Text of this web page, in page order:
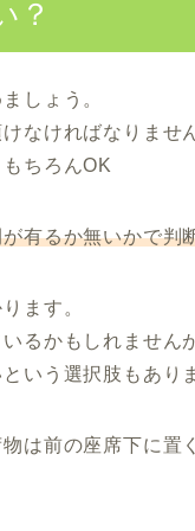
？
しょう。
なければなりませ
ちろんOK
有るか無いかで判
ます。
るかもしれません
いう選択肢もあり
は前の座席下に置